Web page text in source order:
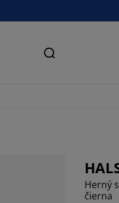
Hľadať
Herný
čierna